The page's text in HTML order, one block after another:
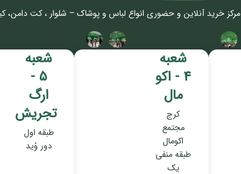
مرکز خرید آنلاین و حضوری انواع لباس‌ و پوشاک – شلوار ، کت
شعبه
4 - اکو
مال
کرج
مجتمع
اکومال
طبقه منفی
یک
شعبه
5 -
ارگ
تجریش
طبقه اول
دور وُید